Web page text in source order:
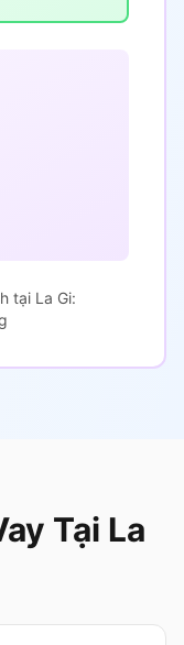
tại La Gi:
Tại La